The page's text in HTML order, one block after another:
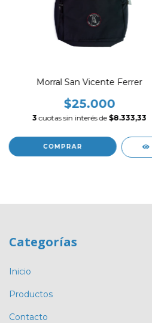
Morral San Vicente Ferrer
$25.000
3 cuotas sin interés de $8.333,33
Categorías
Inicio
Productos
Contacto